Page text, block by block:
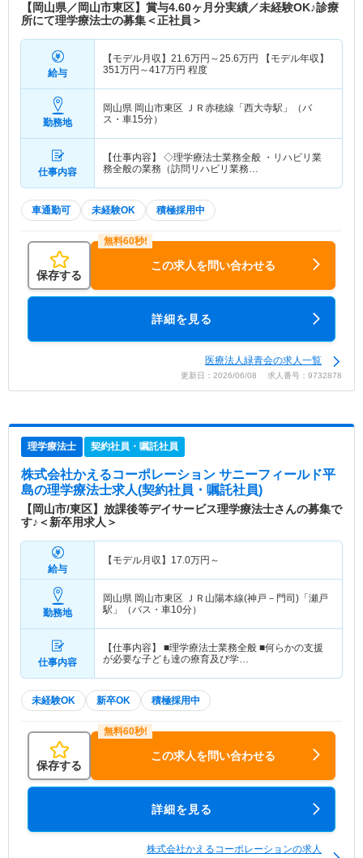
【岡山県／岡山市東区】賞与4.60ヶ月分実績／未経験OK♪診療
所にて理学療法士の募集＜正社員＞
給与
【モデル月収】 21.6万円～25.6万円
【モデル年収】
351万円～417万円 程度
勤務地
岡山県 岡山市東区 ＪＲ赤穂線「西大寺駅」（バ
ス・車15分）
仕事内容
【仕事内容】 ◇理学療法士業務全般 ・リハビリ業
務全般の業務（訪問リハビリ業務…
車通勤可 未経験OK 積極採用中
保存する
この求人を問い合わせる
詳細を見る
医療法人緑青会の求人一覧
更新日：2026/06/08 求人番号：9732878
理学療法士 契約社員・嘱託社員
株式会社かえるコーポレーション サニーフィールド平
島の理学療法士求人(契約社員・嘱託社員)
【岡山市/東区】放課後等デイサービス理学療法士さんの募集で
す♪＜新卒用求人＞
給与
【モデル月収】 17.0万円～
勤務地
岡山県 岡山市東区 ＪＲ山陽本線(神戸－門司)「瀬戸
駅」（バス・車10分）
仕事内容
【仕事内容】 ■理学療法士業務全般 ■何らかの支援
が必要な子ども達の療育及び学…
未経験OK 新卒OK 積極採用中
保存する
この求人を問い合わせる
詳細を見る
株式会社かえるコーポレーションの求人